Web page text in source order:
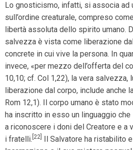
Lo gnosticismo, infatti, si associa ad
sull’ordine creaturale, compreso
libertà assoluta dello spirito umano.
salvezza è vista come liberazione
concrete in cui vive la persona. In
invece, «per mezzo dell’offerta del
10,10; cf. Col 1,22), la vera salvezza,
liberazione dal corpo, include anche
Rom 12,1). Il corpo umano è stato
ha inscritto in esso un linguaggio
a riconoscere i doni del Creatore e a
i fratelli. [22]
Il Salvatore ha ristabilito